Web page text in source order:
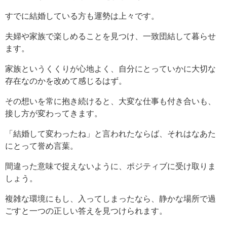
すでに結婚している方も運勢は上々です。
夫婦や家族で楽しめることを見つけ、一致団結して暮らせ
ます。
家族というくくりが心地よく、自分にとっていかに大切な
存在なのかを改めて感じるはず。
その想いを常に抱き続けると、大変な仕事も付き合いも、
接し方が変わってきます。
「結婚して変わったね」と言われたならば、それはなあた
にとって誉め言葉。
間違った意味で捉えないように、ポジティブに受け取りま
しょう。
複雑な環境にもし、入ってしまったなら、静かな場所で過
ごすと一つの正しい答えを見つけられます。